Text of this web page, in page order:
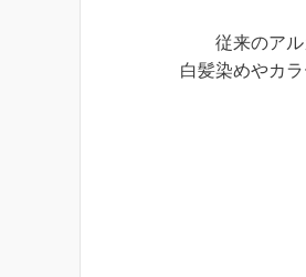
従来のア
白髪染めやカ